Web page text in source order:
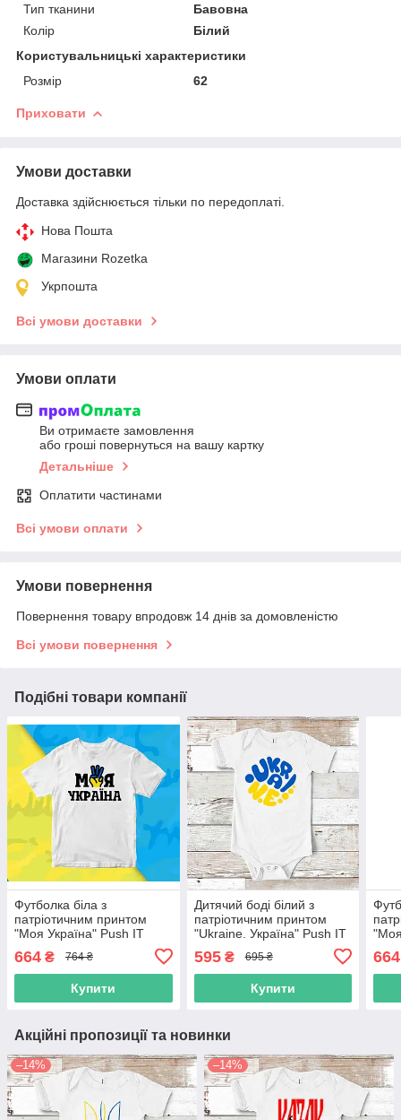
Тип тканини
Бавовна
Колір
Білий
Користувальницькі характеристики
Розмір
62
Приховати
Умови доставки
Доставка здійснюється тільки по передоплаті.
Нова Пошта
Магазини Rozetka
Укрпошта
Всі умови доставки
Умови оплати
Ви отримаєте замовлення
або гроші повернуться на вашу картку
Детальніше
Оплатити частинами
Всі умови оплати
Умови повернення
Повернення товару впродовж 14 днів за домовленістю
Всі умови повернення
Подібні товари компанії
Футболка біла з
патріотичним принтом
"Моя Україна" Push IT
664 ₴ 764 ₴
Купити
Дитячий боді білий з
патріотичним принтом
"Ukraine. Україна" Push IT
595₴ 695 ₴
Купити
"Моя
664
Акційні пропозиції та новинки
–14% –14%